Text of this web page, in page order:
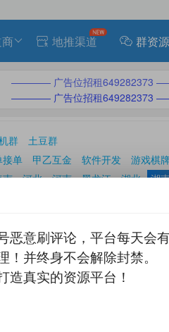
地推渠道 群资源
———— 广告位招租649282373
———— 广告位招租649282373
群
土豆群
接单 甲乙互金 软件开发 游戏棋
南 河北 河南 黑龙江 湖北 湖
子恶意刷评论，平台每天会
！并终身不会解除封禁。
造真实的资源平台！